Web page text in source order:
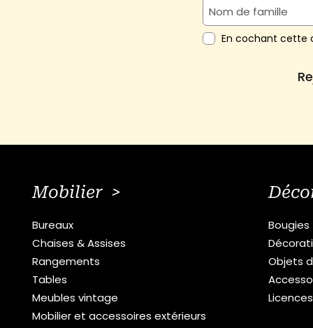
En cochant cette
Mobilier >
Bureaux
Chaises & Assises
Rangements
Tables
Meubles vintage
Mobilier et accessoires extérieurs
Bougies
Objets